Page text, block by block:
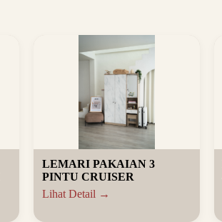
LEMARI PAKAIAN 3
PINTU CRUISER
Lihat Detail →